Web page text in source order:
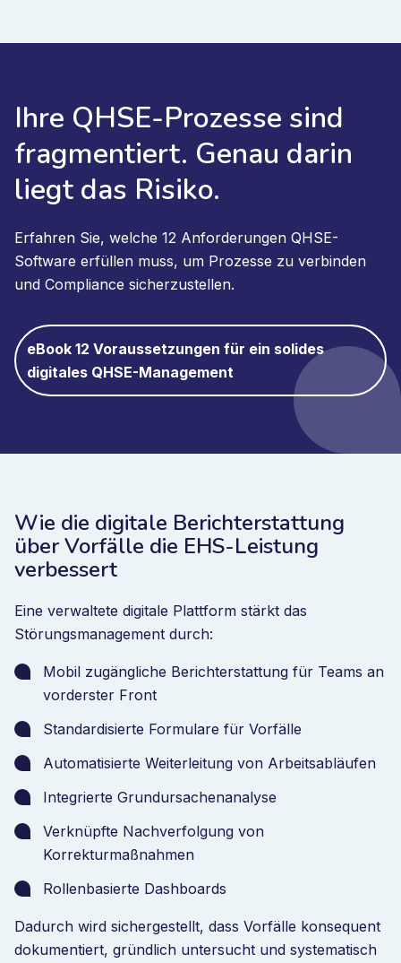
Ihre QHSE-Prozesse sind
fragmentiert. Genau darin
liegt das Risiko.
Erfahren Sie, welche 12 Anforderungen QHSE-
Software erfüllen muss, um Prozesse zu verbinden
und Compliance sicherzustellen.
eBook 12 Voraussetzungen für ein solides
digitales QHSE-Management
Wie die digitale Berichterstattung
über Vorfälle die EHS-Leistung
verbessert
Eine verwaltete digitale Plattform stärkt das
Störungsmanagement durch:
Mobil zugängliche Berichterstattung für Teams an
vorderster Front
Standardisierte Formulare für Vorfälle
Automatisierte Weiterleitung von Arbeitsabläufen
Integrierte Grundursachenanalyse
Verknüpfte Nachverfolgung von
Korrekturmaßnahmen
Rollenbasierte Dashboards
Dadurch wird sichergestellt, dass Vorfälle konsequent
dokumentiert, gründlich untersucht und systematisch